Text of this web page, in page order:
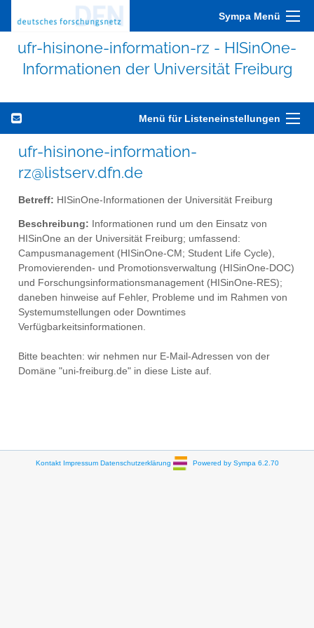
Sympa Menü
ufr-hisinone-information-rz - HISinOne-
Informationen der Universität Freiburg
Menü für Listeneinstellungen
ufr-hisinone-information-
rz@listserv.dfn.de
Betreff: HISinOne-Informationen der Universität Freiburg
Beschreibung: Informationen rund um den Einsatz von
HISinOne an der Universität Freiburg; umfassend:
Campusmanagement (HISinOne-CM; Student Life Cycle),
Promovierenden- und Promotionsverwaltung (HISinOne-DOC)
und Forschungsinformationsmanagement (HISinOne-RES);
daneben hinweise auf Fehler, Probleme und im Rahmen von
Systemumstellungen oder Downtimes
Verfügbarkeitsinformationen.
Bitte beachten: wir nehmen nur E-Mail-Adressen von der
Domäne "uni-freiburg.de" in diese Liste auf.
Kontakt Impressum Datenschutzerklärung Powered by Sympa 6.2.70